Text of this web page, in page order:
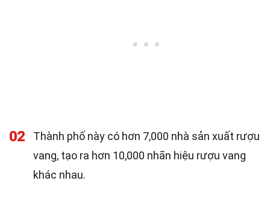
02
Thành phố này có hơn 7,000 nhà sản xuất rượu
vang, tạo ra hơn 10,000 nhãn hiệu rượu vang
khác nhau.